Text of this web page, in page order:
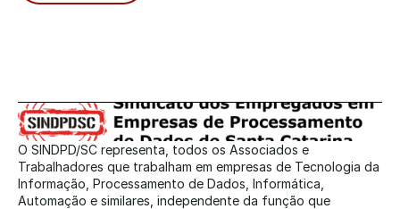
O SINDPD/SC representa, todos os Associados e
Trabalhadores que trabalham em empresas de Tecnologia da
Informação, Processamento de Dados, Informática,
Automação e similares, independente da função que